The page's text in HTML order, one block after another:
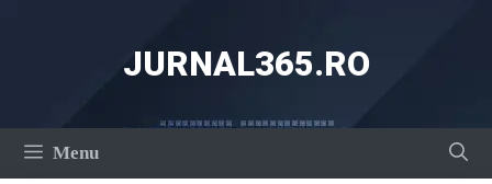
JURNAL365.RO
Menu